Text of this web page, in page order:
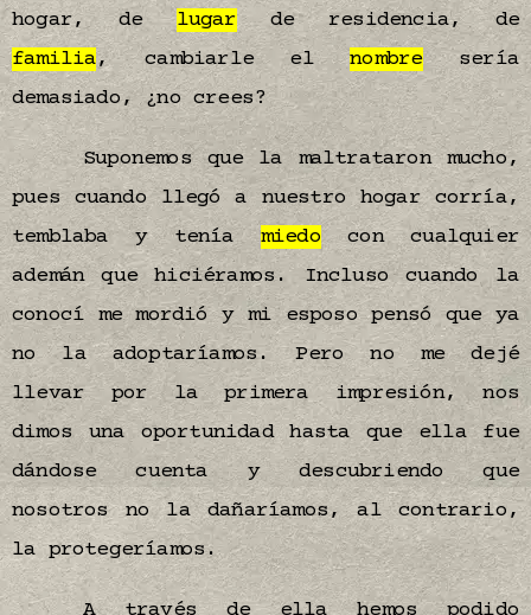
hogar, delugarde residencia, de
familia, cambiarle elnombresería
demasiado, ¿no crees?
Suponemos que la maltrataron mucho,
pues cuando llegó a nuestro hogar corría,
temblaba y tenía miedocon cualquier
ademán que hiciéramos. Incluso cuando la
conocí me mordió y mi esposo pensó que ya
no la adoptaríamos. Pero no me dejé
llevar por la primera impresión, nos
dimos una oportunidad hasta que ella fue
dándose cuenta y descubriendo que
nosotros no la dañaríamos, al contrario,
la protegeríamos.
A través de ella hemos podido